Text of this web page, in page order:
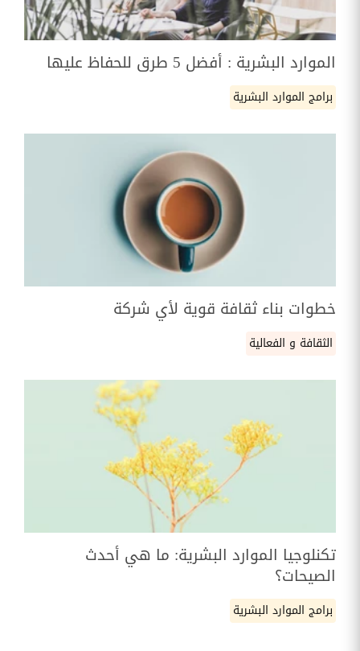
الموارد البشرية : أفضل 5 طرق للحفاظ عليها
برامج الموارد البشرية
خطوات بناء ثقافة قوية لأي شركة
الثقافة و الفعالية
تكنلوجيا الموارد البشرية: ما هي أحدث
الصيحات؟
برامج الموارد البشرية